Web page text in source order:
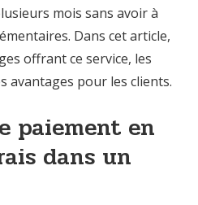
mois sans avoir à
Dans cet article,
offrant ce service, les
avantages pour les clients.
paiement en
dans un